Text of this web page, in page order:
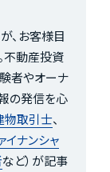
、お客様目
不動産投資
者やオーナ
の発信を心
物取引士、
イナンシャ
など）が記事